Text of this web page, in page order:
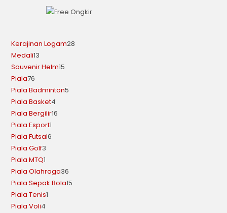
Kerajinan Logam28
Medali13
Souvenir Helm15
Piala76
Piala Badminton5
Piala Basket4
Piala Bergilir16
Piala Esport1
Piala Futsal6
Piala Golf3
Piala MTQ1
Piala Olahraga36
Piala Sepak Bola15
Piala Tenis1
Piala Voli4